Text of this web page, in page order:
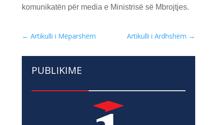
komunikatën për media e Ministrisë së Mbrojtjes.
← Artikulli i Mëparshëm Artikulli i Ardhshëm →
PUBLIKIME